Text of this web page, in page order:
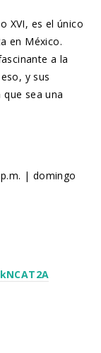
XVI, es el único
en México.
a la
y sus
sea una
| domingo